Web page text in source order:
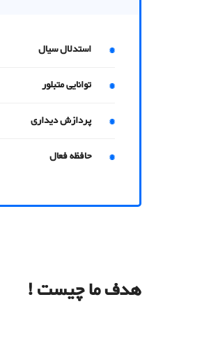
استدلال سیال
توانایی متبلور
پردازش دیداری
حافظه فعال
هدف ما چیست !